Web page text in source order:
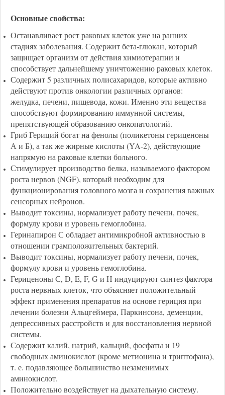
Основные свойства:
Останавливает рост раковых клеток уже на ранних
стадиях заболевания. Содержит бета-глюкан, который
защищает организм от действия химиотерапии и
способствует дальнейшему уничтожению раковых клеток.
Содержит 5 различных полисахаридов, которые активно
действуют против онкологии различных органов:
желудка, печени, пищевода, кожи. Именно эти вещества
способствуют формированию иммунной системы,
препятствующей образованию онкопатологий.
Гриб Гериций богат на фенолы (поликетоны гериценоны
А и Б), а так же жирные кислоты (YA-2), действующие
напрямую на раковые клетки больного.
Стимулирует производство белка, называемого фактором
роста нервов (NGF), который необходим для
функционирования головного мозга и сохранения важных
сенсорных нейронов.
Выводит токсины, нормализует работу печени, почек,
формулу крови и уровень гемоглобина.
Геринапирон С обладает антимикробной активностью в
отношении грамположительных бактерий.
Выводит токсины, нормализует работу печени, почек,
формулу крови и уровень гемоглобина.
Гериценоны С, D, E, F, G и Н индуцируют синтез фактора
роста нервных клеток, что объясняет положительный
эффект применения препаратов на основе гериция при
лечении болезни Альцгеймера, Паркинсона, деменции,
депрессивных расстройств и для восстановлениянервной
системы.
Содержит калий, натрий, кальций, фосфаты и 19
свободных аминокислот (кроме метионина и триптофана),
т. е. подавляющее большинство незаменимых
аминокислот.
Положительно воздействует на дыхательную систему.